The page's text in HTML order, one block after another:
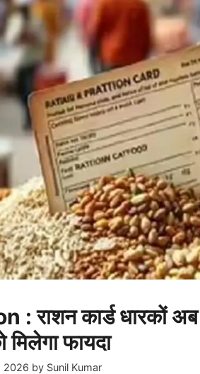
: राशन कार्ड धारकों
मिलेगा फायदा
2026 by Sunil Kumar